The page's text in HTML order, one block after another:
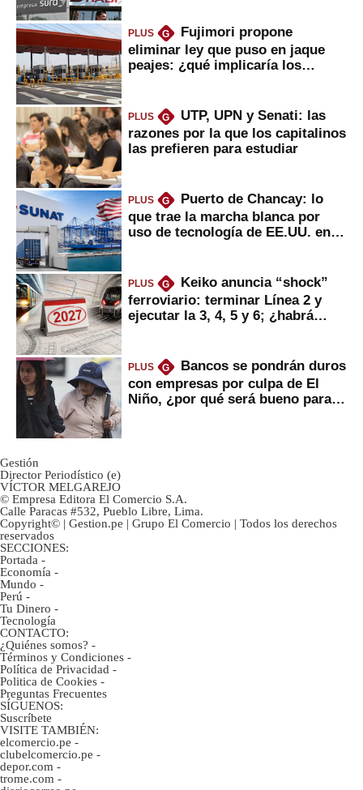
PLUS G
Fujimori propone
eliminar ley que puso en jaque
peajes: ¿qué implicaría los
PLUS G
UTP, UPN y Senati: las
razones por la que los capitalinos
las prefieren para estudiar
PLUS G
Puerto de Chancay: lo
que trae la marcha blanca por
uso de tecnología de EE.UU. en
PLUS G
Keiko anuncia “shock”
ferroviario: terminar Línea 2 y
ejecutar la 3, 4, 5 y 6; ¿habrá
PLUS G
Bancos se pondrán duros
con empresas por culpa de El
Niño, ¿por qué será bueno para
Gestión
Director Periodístico (e)
VÍCTOR MELGAREJO
© Empresa Editora El Comercio S.A.
Calle Paracas #532, Pueblo Libre, Lima.
Copyright© | Gestion.pe | Grupo El Comercio | Todos los derechos
reservados
SECCIONES:
Portada -
Economía -
Mundo -
Perú -
Tu Dinero -
Tecnología
CONTACTO:
¿Quiénes somos? -
Términos y Condiciones -
Política de Privacidad -
Politica de Cookies -
Preguntas Frecuentes
SÍGUENOS:
Suscríbete
VISITE TAMBIÉN:
elcomercio.pe -
clubelcomercio.pe -
depor.com -
trome.com -